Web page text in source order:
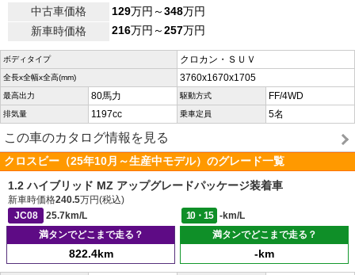
中古車価格
129万円～348万円
新車時価格
216万円～257万円
ボディタイプ クロカン・ＳＵＶ
全長x全幅x全高(mm) 3760x1670x1705
最高出力 80馬力 駆動方式 FF/4WD
排気量 1197cc 乗車定員 5名
この車のカタログ情報を見る
クロスビー（25年10月～生産中モデル）のグレード一覧
1.2 ハイブリッド MZ アップグレードパッケージ装着車
新車時価格240.5万円(税込)
JC08
25.7km/L 10・15
-km/L
満タンでどこまで走る？
822.4km
満タンでどこまで走る？
-km